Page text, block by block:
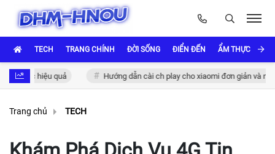
TECH TRANG CHÍNH ĐỜI SỐNG ĐIỂN ĐẾN ẨM THỰC VÀ
hiệu quả Hướng dẫn cài ch play cho xiaomi đơn giản và nhanh
Trang chủ TECH